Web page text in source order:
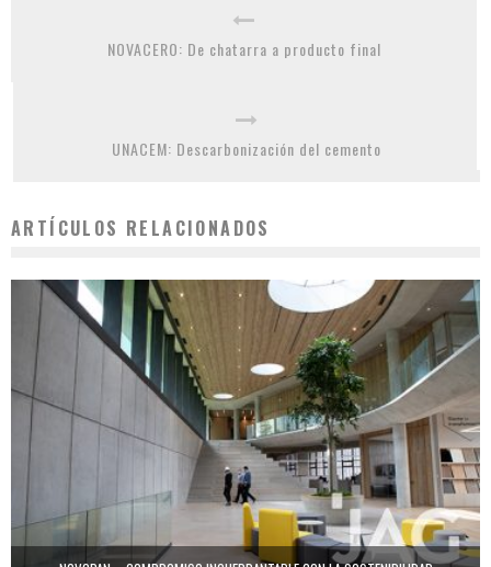
NOVACERO: De chatarra a producto final
UNACEM: Descarbonización del cemento
ARTÍCULOS RELACIONADOS